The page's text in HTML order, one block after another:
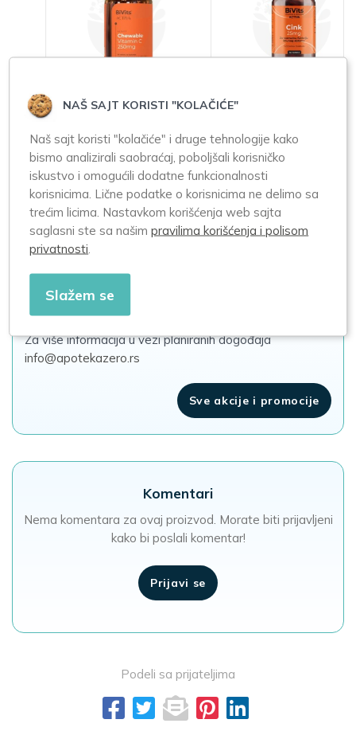
Komentari
Nema komentara za ovaj proizvod. Morate biti prijavljeni
kako bi poslali komentar!
Prijavi se
Podeli sa prijateljima
BiVits ACTIVA
Vitamin C 250mg
tableta
1.450,00
BiVits ACTIVA Cink
25mg 60 tableta
2.350,00
Akcije i promocije
Trenutno nema zakazanih akcija
Za više informacija u vezi planiranih dogođaja
info@apotekazero.rs
Sve akcije i promocije
NAŠ SAJT KORISTI "KOLAČIĆE"
Naš sajt koristi "kolačiće" i druge tehnologije kako
bismo analizirali saobraćaj, poboljšali korisničko
iskustvo i omogućili dodatne funkcionalnosti
korisnicima. Lične podatke o korisnicima ne delimo sa
trećim licima. Nastavkom korišćenja web sajta
saglasni ste sa našimpravilima korišćenja i polisom
privatnosti
Slažem se